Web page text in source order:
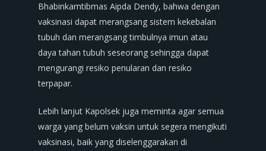
Bhabinkamtibmas Aipda Dendy, bahwa dengan
vaksinasi dapat merangsang sistem kekebalan
tubuh dan merangsang timbulnya imun atau
daya tahan tubuh seseorang sehingga dapat
mengurangi resiko penularan dan resiko
terpapar.
Lebih lanjut Kapolsek juga meminta agar semua
warga yang belum vaksin untuk segera mengikuti
vaksinasi, baik yang diselenggarakan di